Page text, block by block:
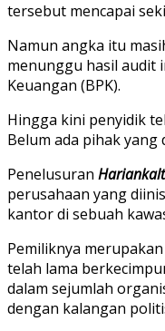
tersebut mencapai
Namun angka itu
menunggu hasil audit
Keuangan (BPK).
Hingga kini penyidik
Belum ada pihak
Penelusuran
perusahaan yang
kantor di sebuah
Pemiliknya
telah lama
dalam sejumlah
dengan kalangan